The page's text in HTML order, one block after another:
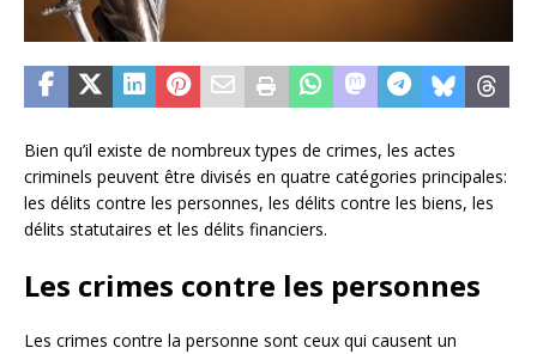
Bien qu’il existe de nombreux types de crimes, les actes
criminels peuvent être divisés en quatre catégories principales:
les délits contre les personnes, les délits contre les biens, les
délits statutaires et les délits financiers.
Les crimes contre les personnes
Les crimes contre la personne sont ceux qui causent un